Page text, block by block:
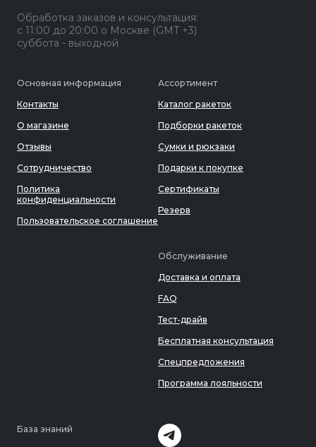
Обработка заказов и консультация:
с 11:00 до 20:00 о Москве (GMT +3)
суббота - выходной
Основная информация
Контакты
О магазине
Отзывы
Сотрудничество
Политика
конфиденциальности
Пользовательское соглашение
Ассортимент
Каталог ракеток
Подборки ракеток
Сумки и рюкзаки
Подарки к покупке
Сертификаты
Резерв
Обслуживание
Доставка и оплата
FAQ
Тест-драйв
Бесплатная консультация
Спецпредложения
Программа лояльности
База знаний